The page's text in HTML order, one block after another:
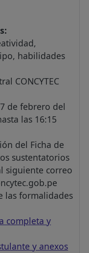
habilidades
CONCYTEC
de febrero del
las 16:15
del Ficha de
sustentatorios
siguiente correo
las formalidades
completa y
y anexos